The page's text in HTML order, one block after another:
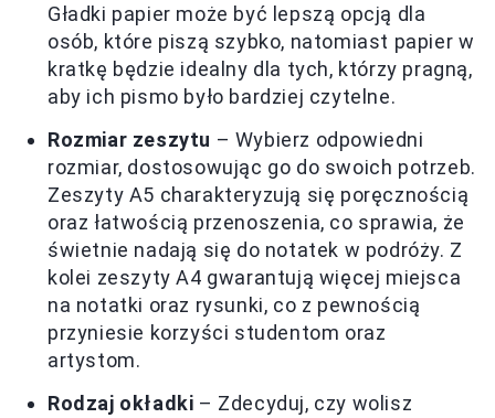
Gładki papier może być lepszą opcją dla
osób, które piszą szybko, natomiast papier w
kratkę będzie idealny dla tych, którzy pragną,
aby ich pismo było bardziej czytelne.
Rozmiar zeszytu – Wybierz odpowiedni
rozmiar, dostosowując go do swoich potrzeb.
Zeszyty A5 charakteryzują się poręcznością
oraz łatwością przenoszenia, co sprawia, że
świetnie nadają się do notatek w podróży. Z
kolei zeszyty A4 gwarantują więcej miejsca
na notatki oraz rysunki, co z pewnością
przyniesie korzyści studentom oraz
artystom.
Rodzaj okładki – Zdecyduj, czy wolisz